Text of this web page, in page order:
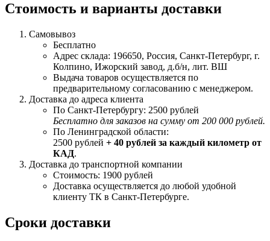
Стоимость и варианты доставки
Самовывоз
Бесплатно
Адрес склада: 196650, Россия, Санкт-Петербург, г.
Колпино, Ижорский завод, д.б/н, лит. ВШ
Выдача товаров осуществляется по
предварительному согласованию с менеджером.
Доставка до адреса клиента
По Санкт-Петербургу: 2500 рублей
Бесплатно для заказов на сумму от 200 000 рублей.
По Ленинградской области:
2500 рублей + 40 рублей за каждый километр от
КАД.
Доставка до транспортной компании
Стоимость: 1900 рублей
Доставка осуществляется до любой удобной
клиенту ТК в Санкт-Петербурге.
Сроки доставки